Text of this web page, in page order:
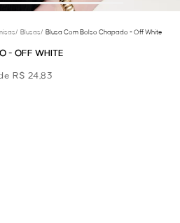
/ Blusas/ Blusa Com Bolso Chapado - Off White
- OFF WHITE
R$ 24,83